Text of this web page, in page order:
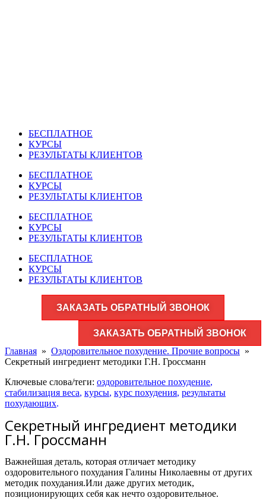
БЕСПЛАТНОЕ
КУРСЫ
РЕЗУЛЬТАТЫ КЛИЕНТОВ
БЕСПЛАТНОЕ
КУРСЫ
РЕЗУЛЬТАТЫ КЛИЕНТОВ
БЕСПЛАТНОЕ
КУРСЫ
РЕЗУЛЬТАТЫ КЛИЕНТОВ
БЕСПЛАТНОЕ
КУРСЫ
РЕЗУЛЬТАТЫ КЛИЕНТОВ
ЗАКАЗАТЬ ОБРАТНЫЙ ЗВОНОК
ЗАКАЗАТЬ ОБРАТНЫЙ ЗВОНОК
Главная » Оздоровительное похудение. Прочие вопросы »
Секретный ингредиент методики Г.Н. Гроссманн
Ключевые слова/теги: оздоровительное похудение,
стабилизация веса, курсы, курс похудения, результаты
похудающих.
Секретный ингредиент методики
Г.Н. Гроссманн
Важнейшая деталь, которая отличает методику
оздоровительного похудания Галины Николаевны от других
методик похудания.Или даже других методик,
позиционирующих себя как нечто оздоровительное.